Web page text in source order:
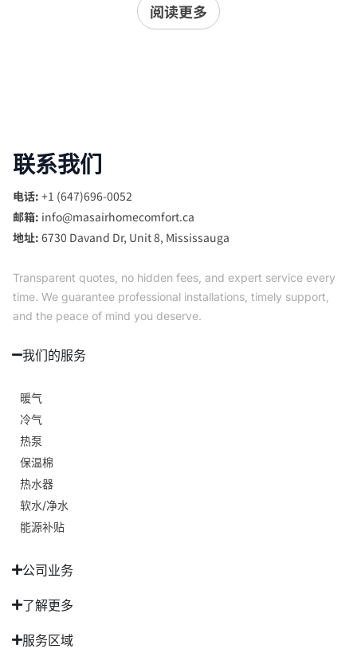
阅读更多
联系我们
电话: +1 (647)696-0052
邮箱: info@masairhomecomfort.ca
地址: 6730 Davand Dr, Unit 8, Mississauga
Transparent quotes, no hidden fees, and expert service every
time. We guarantee professional installations, timely support,
and the peace of mind you deserve.
我们的服务
暖气
冷气
热泵
保温棉
热水器
软水/净水
能源补贴
公司业务
了解更多
服务区域